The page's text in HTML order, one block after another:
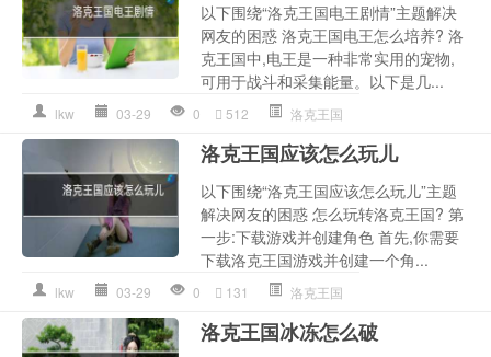
以下围绕“洛克王国电王剧情”主题解决
网友的困惑 洛克王国电王怎么培养? 洛
克王国中,电王是一种非常实用的宠物,
可用于战斗和采集能量。以下是几...
lkw 03-29 0 512 洛克王国
洛克王国应该怎么玩儿
以下围绕“洛克王国应该怎么玩儿”主题
解决网友的困惑 怎么玩转洛克王国? 第
一步:下载游戏并创建角色 首先,你需要
下载洛克王国游戏并创建一个角...
lkw 03-29 0 131 洛克王国
洛克王国冰冻怎么破